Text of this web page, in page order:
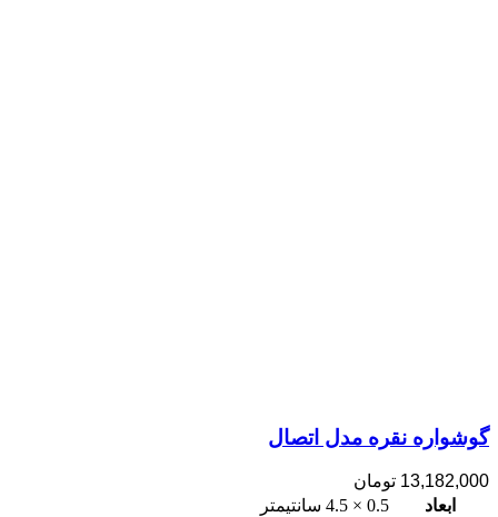
گوشواره نقره مدل اتصال
13,182,000 تومان
ابعاد
0.5 × 4.5 سانتیمتر